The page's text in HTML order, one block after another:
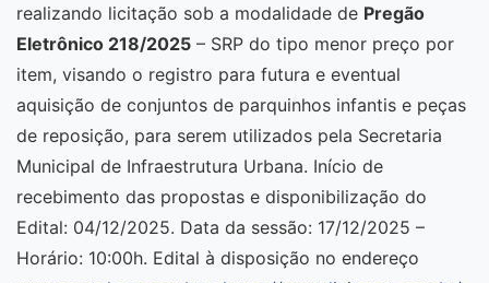
realizando licitação sob a modalidade de Pregão
Eletrônico 218/2025 – SRP do tipo menor preço por
item, visando o registro para futura e eventual
aquisição de conjuntos de parquinhos infantis e peças
de reposição, para serem utilizados pela Secretaria
Municipal de Infraestrutura Urbana. Início de
recebimento das propostas e disponibilização do
Edital: 04/12/2025. Data da sessão: 17/12/2025 –
Horário: 10:00h. Edital à disposição no endereço